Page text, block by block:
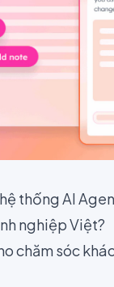
thống AI
nghiệp Việt?
chăm sóc